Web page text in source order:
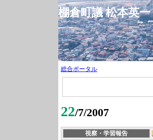
棚倉町議 松本英
総合ポータル
22/7/2007
視察・学習報告